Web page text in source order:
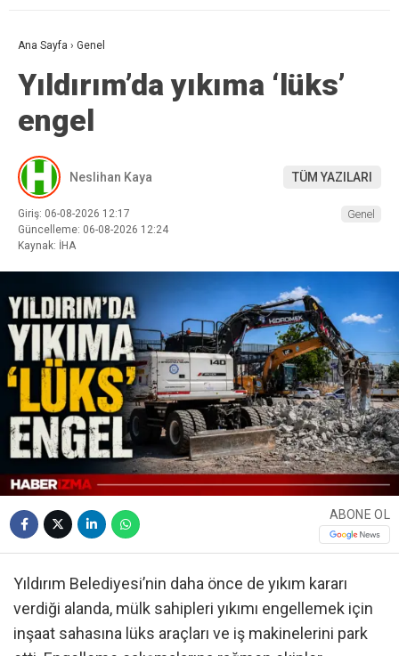
Ana Sayfa › Genel
Yıldırım’da yıkıma ‘lüks’
engel
Neslihan Kaya TÜM YAZILARI
Giriş: 06-08-2026 12:17
Güncelleme: 06-08-2026 12:24
Kaynak: İHA
Genel
ABONE OL
Yıldırım Belediyesi’nin daha önce de yıkım kararı
verdiği alanda, mülk sahipleri yıkımı engellemek için
inşaat sahasına lüks araçları ve iş makinelerini park